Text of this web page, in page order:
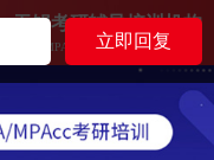
无锡考研辅导培训机构
MBA MPAcc MEM MPA EMBA MTA
立即回复